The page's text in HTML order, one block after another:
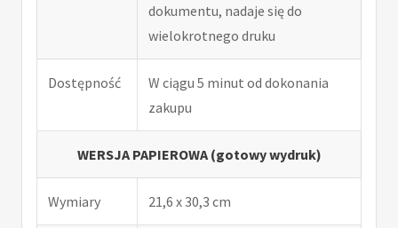
dokumentu, nadaje się do
wielokrotnego druku
Dostępność
W ciągu 5 minut od dokonania
zakupu
WERSJA PAPIEROWA (gotowy wydruk)
Wymiary 21,6 x 30,3 cm